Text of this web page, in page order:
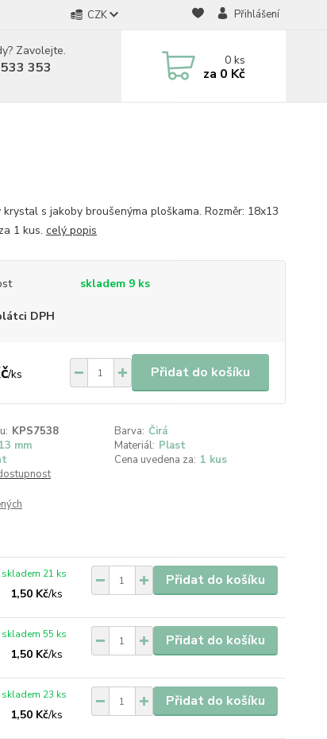
CZK Přihlášení
Zavolejte.
353 0ks
za 0 Kč
krystal s jakoby broušenýma ploškama. Rozměr: 18x13
1 kus. celý popis
skladem 9 ks
DPH
/ks Přidat do košíku
KPS7538 Barva: Čirá
mm Materiál: Plast
Cena uvedena za: 1 kus
1,50 Kč/ks
skladem 21 ks Přidat do košíku
1,50 Kč/ks
skladem 55 ks Přidat do košíku
1,50 Kč/ks
skladem 23 ks Přidat do košíku